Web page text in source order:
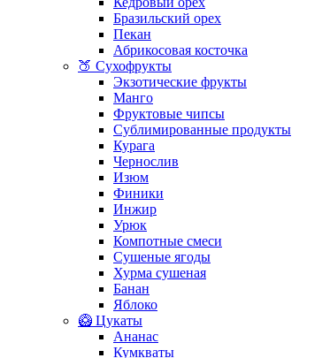
Бразильский орех
Пекан
Абрикосовая косточка
🍑 Сухофрукты
Экзотические фрукты
Манго
Фруктовые чипсы
Сублимированные продукты
Курага
Чернослив
Изюм
Финики
Инжир
Урюк
Компотные смеси
Сушеные ягоды
Хурма сушеная
Банан
Яблоко
🥝 Цукаты
Ананас
Кумкваты